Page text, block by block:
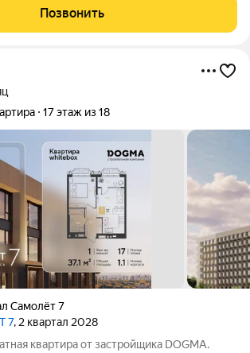
территорией. Дизайнерский ремонт
качественных
Позвонить
17 этаж из 18
Самолёт 7
7, 2 квартал 2028
квартира от застройщика DOGMA.